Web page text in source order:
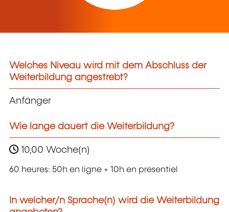
Welches Niveau wird mit dem Abschluss der
Weiterbildung angestrebt?
Anfänger
Wie lange dauert die Weiterbildung?
10,00 Woche(n)
60 heures: 50h en ligne + 10h en presentiel
In welcher/n Sprache(n) wird die Weiterbildung